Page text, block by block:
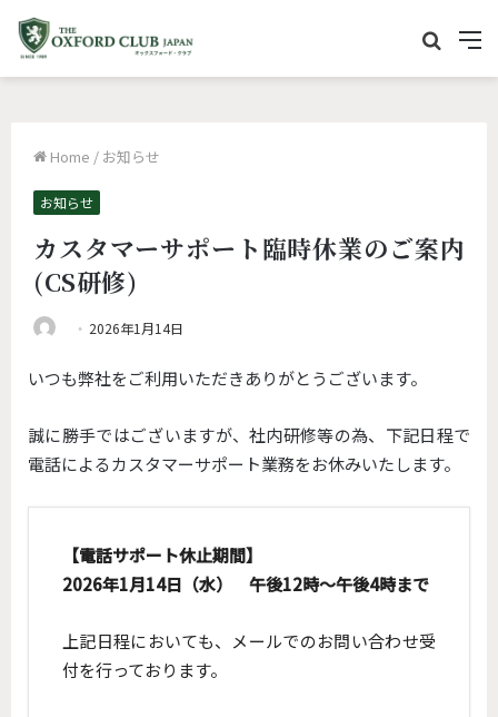
M
e
イ
索
Home / お知らせ
お知らせ
カスタマーサポート臨時休業のご案内
(CS研修)
2026年1月14日
いつも弊社をご利用いただきありがとうございます。
誠に勝手ではございますが、社内研修等の為、下記日程で
電話によるカスタマーサポート業務をお休みいたします。
【電話サポート休止期間】
2026年1月14日（水） 午後12時〜午後4時まで
上記日程においても、メールでのお問い合わせ受
付を行っております。